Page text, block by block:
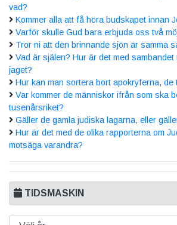
vad?
Kommer alla att få höra budskapet innan
Varför skulle Gud bara erbjuda oss två
Tror ni att den brinnande sjön är samma
Vad är själen? Hur är det med sambandet
jaget?
Hur kan man sortera bort apokryferna, de
Var kommer de människor ifrån som ska
tusenårsriket?
Gäller de gamla judiska lagarna, eller
Hur är det med de olika rapporterna om
motsäga varandra?
TIDSMASKIN